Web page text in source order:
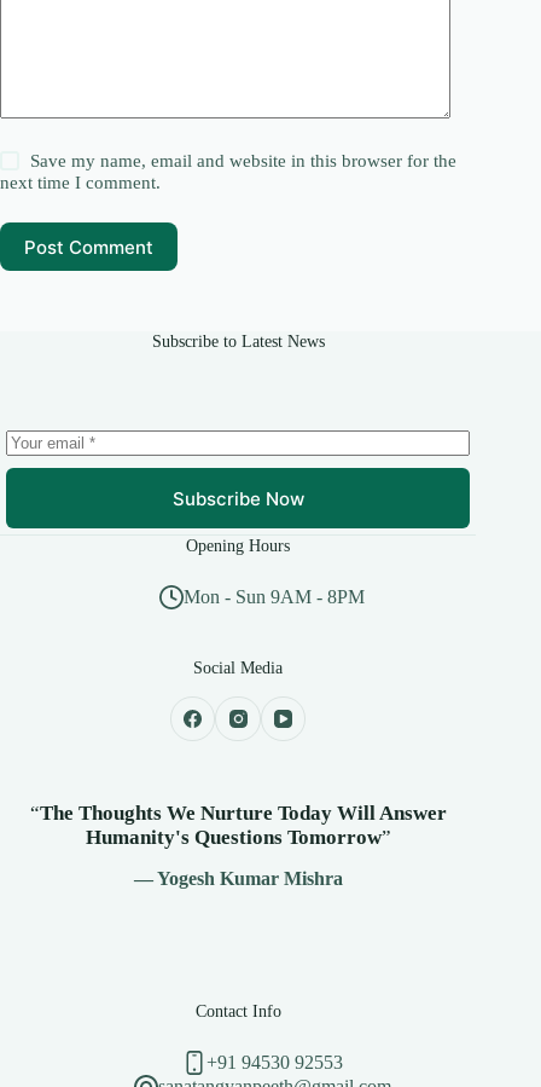
Save my name, email and website in this browser for the
next time I comment.
Post Comment
Subscribe to Latest News
Subscribe Now
Opening Hours
Mon - Sun 9AM - 8PM
Social Media
“The Thoughts We Nurture Today Will Answer
Humanity's Questions Tomorrow”
— Yogesh Kumar Mishra
Contact Info
+91 94530 92553